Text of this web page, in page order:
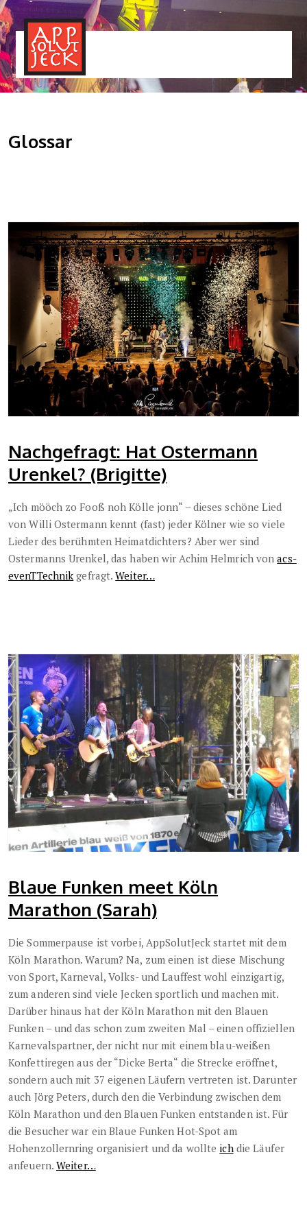
Glossar
Nachgefragt: Hat Ostermann
Urenkel? (Brigitte)
„Ich mööch zo Fooß noh Kölle jonn“ – dieses schöne Lied
von Willi Ostermann kennt (fast) jeder Kölner wie so viele
Lieder des berühmten Heimatdichters? Aber wer sind
Ostermanns Urenkel, das haben wir Achim Helmrich vonacs-
evenTTechnik gefragt.Weiter…
Blaue Funken meet Köln
Marathon (Sarah)
Die Sommerpause ist vorbei, AppSolutJeck startet mit dem
Köln Marathon. Warum? Na, zum einen ist diese Mischung
von Sport, Karneval, Volks- und Lauffest wohl einzigartig,
zum anderen sind viele Jecken sportlich und machen mit.
Darüber hinaus hat der Köln Marathon mit den Blauen
Funken – und das schon zum zweiten Mal – einen offiziellen
Karnevalspartner, der nicht nur mit einem blau-weißen
Konfettiregen aus der “Dicke Berta“ die Strecke eröffnet,
sondern auch mit 37 eigenen Läufern vertreten ist. Darunter
auch Jörg Peters, durch den die Verbindung zwischen dem
Köln Marathon und den Blauen Funken entstanden ist. Für
die Besucher war ein Blaue Funken Hot-Spot am
Hohenzollernring organisiert und da wollte ichdie Läufer
anfeuern. Weiter…